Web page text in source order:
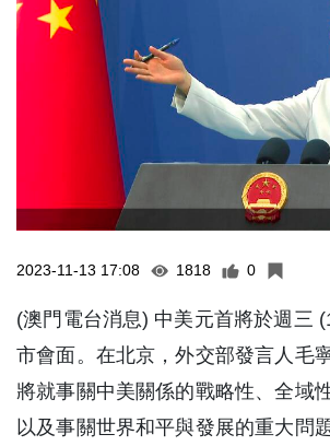
2023-11-13 17:08 1818 0
(澳門電台消息) 中美元首將於週三
市會面。在北京，外交部發言人毛
將就事關中美關係的戰略性、全域
以及事關世界和平與發展的重大問